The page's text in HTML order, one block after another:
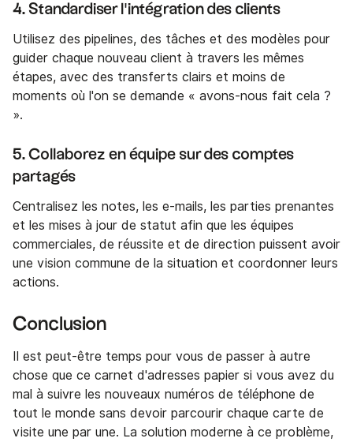
4. Standardiser l'intégration des clients
Utilisez des pipelines, des tâches et des modèles pour
guider chaque nouveau client à travers les mêmes
étapes, avec des transferts clairs et moins de
moments où l'on se demande « avons-nous fait cela ?
».
5. Collaborez en équipe sur des comptes
partagés
Centralisez les notes, les e-mails, les parties prenantes
et les mises à jour de statut afin que les équipes
commerciales, de réussite et de direction puissent avoir
une vision commune de la situation et coordonner leurs
actions.
Conclusion
Il est peut-être temps pour vous de passer à autre
chose que ce carnet d'adresses papier si vous avez du
mal à suivre les nouveaux numéros de téléphone de
tout le monde sans devoir parcourir chaque carte de
visite une par une. La solution moderne à ce problème,